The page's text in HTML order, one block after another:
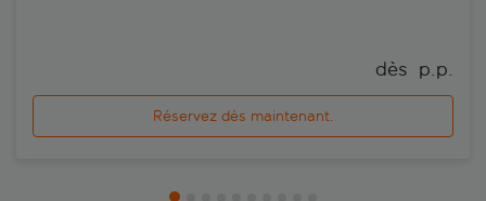
dès p.p.
Réservez dès maintenant.